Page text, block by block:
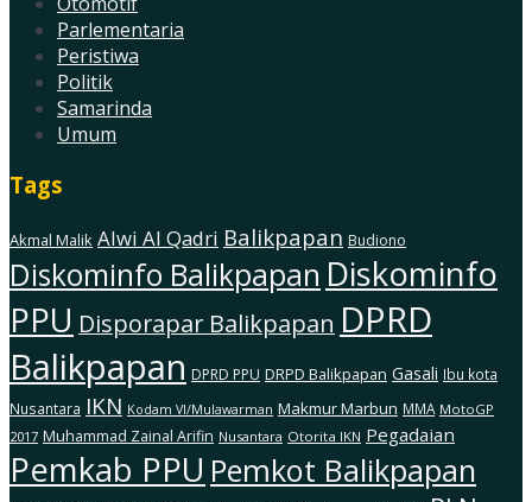
Parlementaria
Peristiwa
Politik
Samarinda
Umum
Tags
Akmal Malik Alwi Al Qadri Balikpapan Budiono
Diskominfo Balikpapan Diskominfo
PPU Disporapar Balikpapan DPRD
Balikpapan DPRD PPU DRPD Balikpapan Gasali Ibu kota
Nusantara IKN Kodam Vl/Mulawarman Makmur Marbun MMA MotoGP
2017 Muhammad Zainal Arifin Nusantara Otorita IKN Pegadaian
Pemkab PPU Pemkot Balikpapan